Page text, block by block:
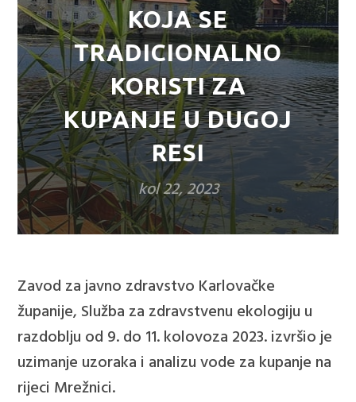
KOJA SE
TRADICIONALNO
KORISTI ZA
KUPANJE U DUGOJ
RESI
kol 22, 2023
Zavod za javno zdravstvo Karlovačke
županije, Služba za zdravstvenu ekologiju u
razdoblju od 9. do 11. kolovoza 2023. izvršio je
uzimanje uzoraka i analizu vode za kupanje na
rijeci Mrežnici.